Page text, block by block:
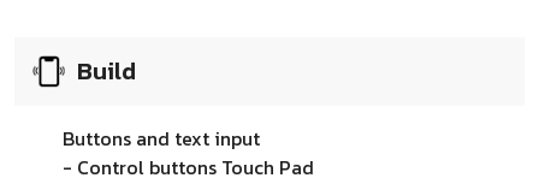
Build
Buttons and text input
- Control buttons Touch Pad